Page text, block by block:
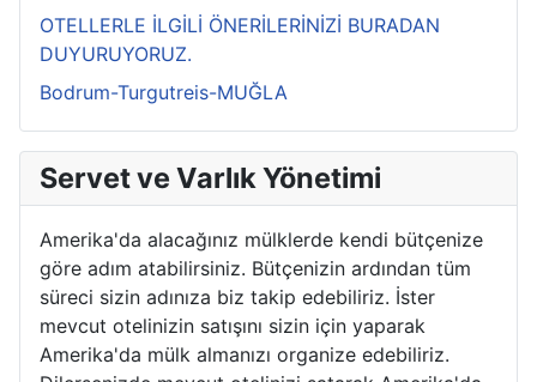
OTELLERLE İLGİLİ ÖNERİLERİNİZİ BURADAN
DUYURUYORUZ.
Bodrum-Turgutreis-MUĞLA
Servet ve Varlık Yönetimi
Amerika'da alacağınız mülklerde kendi bütçenize
göre adım atabilirsiniz. Bütçenizin ardından tüm
süreci sizin adınıza biz takip edebiliriz. İster
mevcut otelinizin satışını sizin için yaparak
Amerika'da mülk almanızı organize edebiliriz.